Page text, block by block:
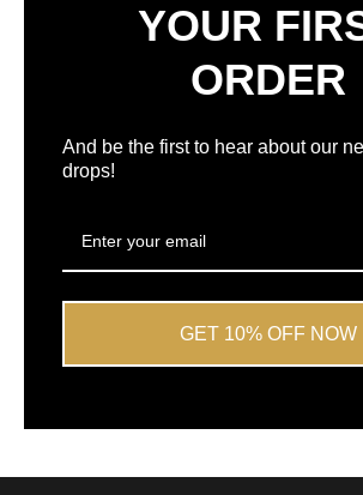
stjerner
av
Okendo
YOUR
ORDER
And be the first to hear about our
drops!
GET 10% OFF NOW